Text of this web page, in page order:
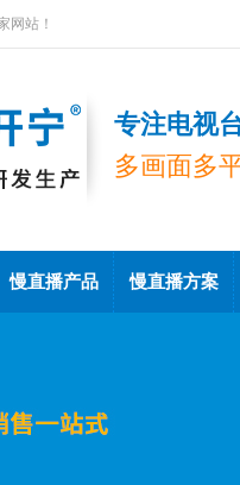
网站！
专注电视
多画面多
慢直播产品 慢直播方案